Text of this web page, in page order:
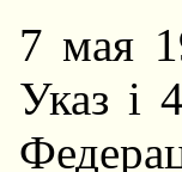
7 мая
Указ і